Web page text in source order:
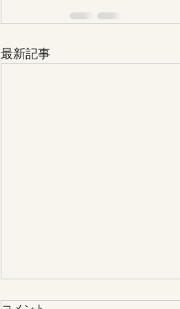
最新記事
合宿について（時間の訂正）